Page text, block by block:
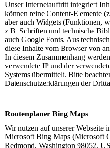
Unser Internetauftritt integriert
können reine Content-Elemente
aber auch Widgets (Funktionen,
z.B. Schriften und technische
auch Google Fonts. Aus
diese Inhalte vom Browser von
In diesem Zusammenhang
verwendete IP und der
Systems übermittelt. Bitte
Datenschutzerklärungen der
Routenplaner Bing Maps
Wir nutzen auf unserer Webseite
Microsoft Bing Maps (Microsoft
Redmond, Washington 98052,